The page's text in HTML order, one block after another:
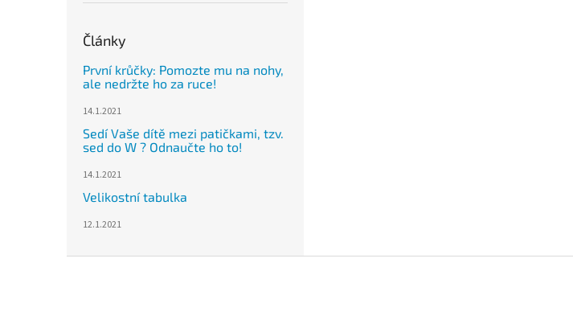
Články
První krůčky: Pomozte mu na nohy,
ale nedržte ho za ruce!
14.1.2021
Sedí Vaše dítě mezi patičkami, tzv.
sed do W ? Odnaučte ho to!
14.1.2021
Velikostní tabulka
12.1.2021